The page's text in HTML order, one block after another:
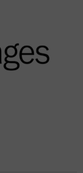
mại và phức hợp,
chỉ thích hợp
còn lý tưởng để